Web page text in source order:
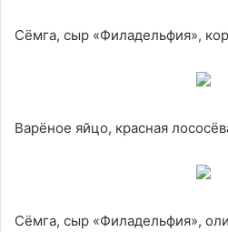
Сёмга, сыр «Филадельфия»,
Варёное яйцо, красная
Сёмга, сыр «Филадельфия»,